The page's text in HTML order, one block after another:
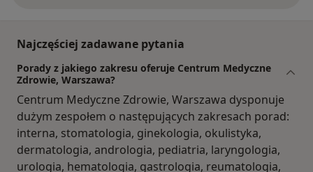
Najczęściej zadawane pytania
Porady z jakiego zakresu oferuje Centrum Medyczne
Zdrowie, Warszawa?
Centrum Medyczne Zdrowie, Warszawa dysponuje
dużym zespołem o następujących zakresach porad:
interna, stomatologia, ginekologia, okulistyka,
dermatologia, andrologia, pediatria, laryngologia,
urologia, hematologia, gastrologia, reumatologia,